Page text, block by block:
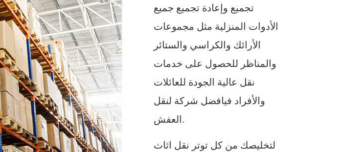
تجميع وإعادة تجميع جميع
الأدوات المنزلية مثل مجموعات
الأرائك والكراسي والستائر
والمناظر للحصول على خدمات
نقل عالية الجودة للعائلات
والأفراد فيافضل شركة لنقل
العفش.
لتخليصك من كل توتر نقل اثاث